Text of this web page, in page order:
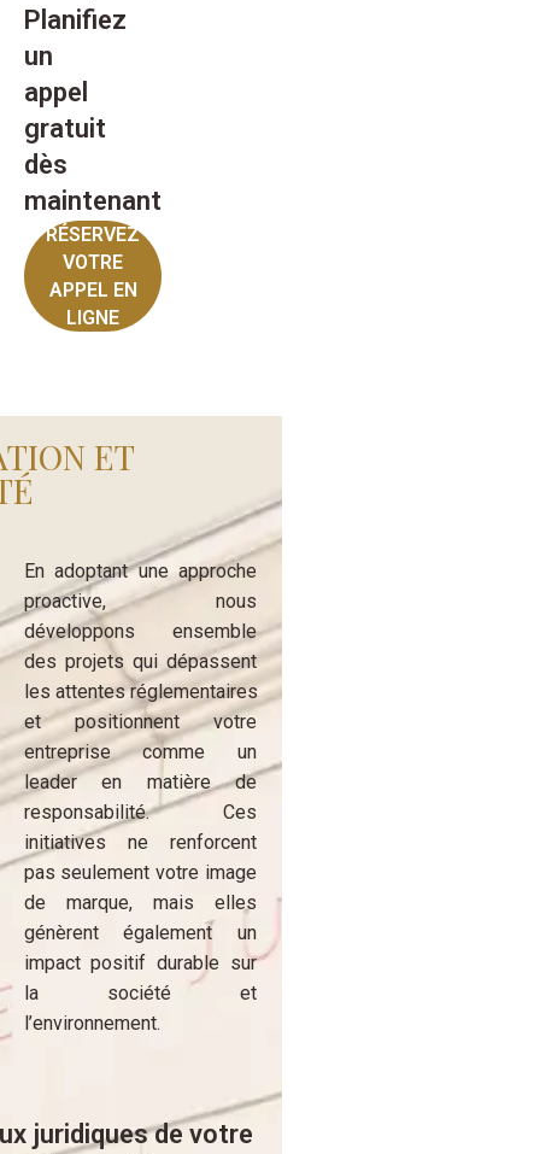
Planifiez
un
appel
gratuit
dès
maintenant
RÉSERVEZ
VOTRE
APPEL EN
LIGNE
ET
En adoptant une approche
proactive, nous
développons ensemble
des projets qui dépassent
les attentes réglementaires
et positionnent votre
entreprise comme un
leader en matière de
responsabilité. Ces
initiatives ne renforcent
pas seulement votre image
de marque, mais elles
génèrent également un
impact positif durable sur
la société et
l’environnement.
juridiques de votre